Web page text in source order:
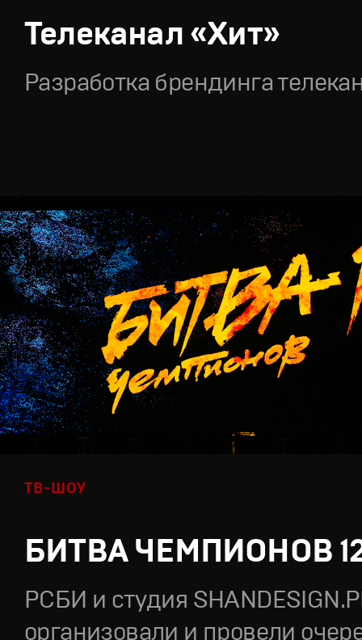
Телеканал «Хит»
Разработка брендинга
ТВ-ШОУ
БИТВА ЧЕМПИОНОВ
РСБИ и студия
организовали и провели